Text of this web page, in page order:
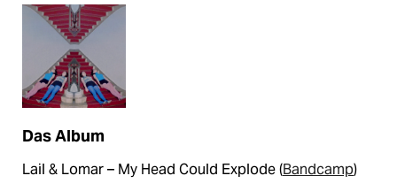
Das Album
Lail & Lomar – My Head Could Explode (Bandcamp)